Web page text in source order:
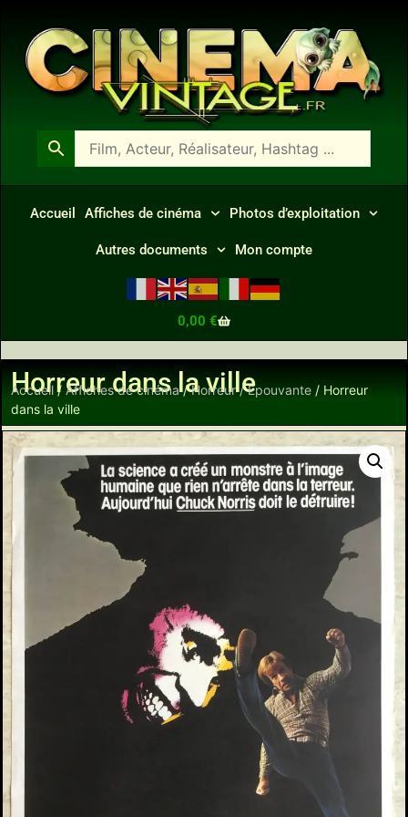
Accueil Affiches de cinéma Photos d’exploitation
Autres documents Mon compte
0,00 €
Horreur dans la ville
Accueil/ Affiches de cinéma/Horreur / Epouvante / Horreur
dans la ville